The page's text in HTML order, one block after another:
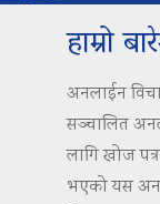
हाम्रो
अनलाईन
सञ्चालित
लागि खोज
भएको यस